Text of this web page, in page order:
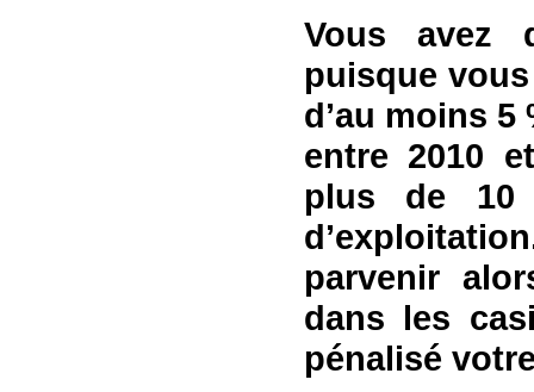
Vous avez
puisque
d’au moins
entre 2010
plus de 10
parvenir
dans les
pénalisé